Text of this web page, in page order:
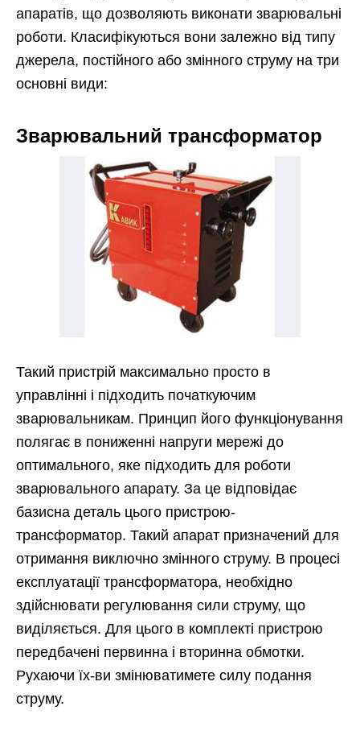
апаратів, що дозволяють виконати зварювальні
роботи. Класифікуються вони залежно від типу
джерела, постійного або змінного струму на три
основні види:
Зварювальний трансформатор
Такий пристрій максимально просто в
управлінні і підходить початкуючим
зварювальникам. Принцип його функціонування
полягає в пониженні напруги мережі до
оптимального, яке підходить для роботи
зварювального апарату. За це відповідає
базисна деталь цього пристрою-
трансформатор. Такий апарат призначений для
отримання виключно змінного струму. В процесі
експлуатації трансформатора, необхідно
здійснювати регулювання сили струму, що
виділяється. Для цього в комплекті пристрою
передбачені первинна і вторинна обмотки.
Рухаючи їх-ви змінюватимете силу подання
струму.